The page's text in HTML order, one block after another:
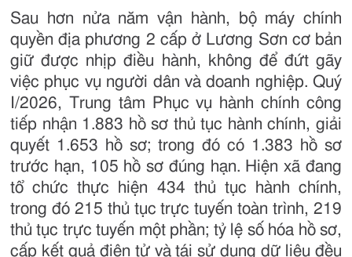
Sau hơn nửa năm vận hành, bộ máy chính
quyền địa phương 2 cấp ở Lương Sơn cơ bản
giữ được nhịp điều hành, không để đứt gãy
việc phục vụ người dân và doanh nghiệp. Quý
I/2026, Trung tâm Phục vụ hành chính công
tiếp nhận 1.883 hồ sơ thủ tục hành chính, giải
quyết 1.653 hồ sơ; trong đó có 1.383 hồ sơ
trước hạn, 105 hồ sơ đúng hạn. Hiện xã đang
tổ chức thực hiện 434 thủ tục hành chính,
trong đó 215 thủ tục trực tuyến toàn trình, 219
thủ tục trực tuyến một phần; tỷ lệ số hóa hồ sơ,
cấp kết quả điện tử và tái sử dụng dữ liệu đều